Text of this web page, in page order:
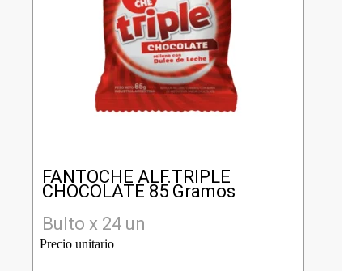
FANTOCHE ALF.TRIPLE
CHOCOLATE 85 Gramos
Bulto x 24 un
Precio unitario